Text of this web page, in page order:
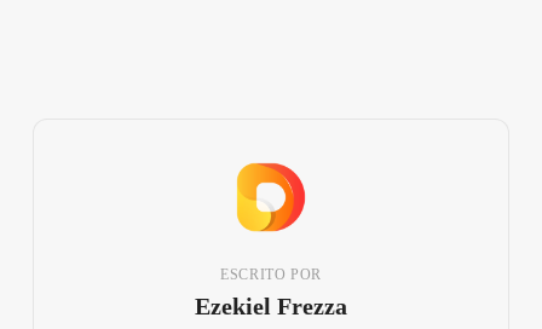
ESCRITO POR
Ezekiel Frezza